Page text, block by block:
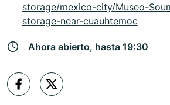
storage/mexico-city/Museo-
storage-near-cuauhtemoc
Ahora abierto, hasta 19:30